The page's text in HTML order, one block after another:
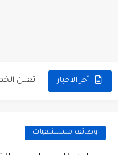
أخر الاخبار
وظائف مستشفيات